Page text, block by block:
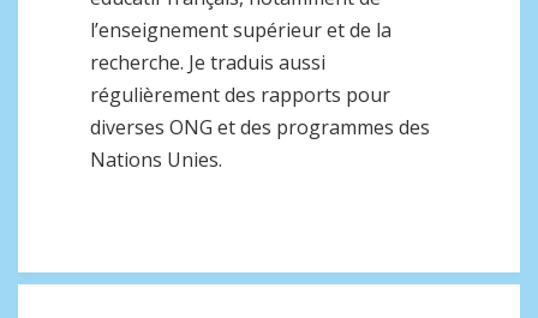
l’enseignement supérieur et de la
recherche. Je traduis aussi
régulièrement des rapports pour
diverses ONG et des programmes des
Nations Unies.